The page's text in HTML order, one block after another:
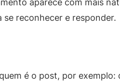
aparece com mais
se reconhecer e responder.
é o post, por exemplo: